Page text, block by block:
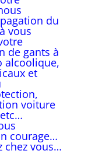
du
vous
de gants à
alcoolique,
et
voiture
courage…
chez vous…